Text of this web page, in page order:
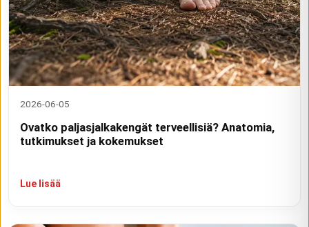
2026-06-05
Ovatko paljasjalkakengät terveellisiä? Anatomia,
tutkimukset ja kokemukset
Lue lisää